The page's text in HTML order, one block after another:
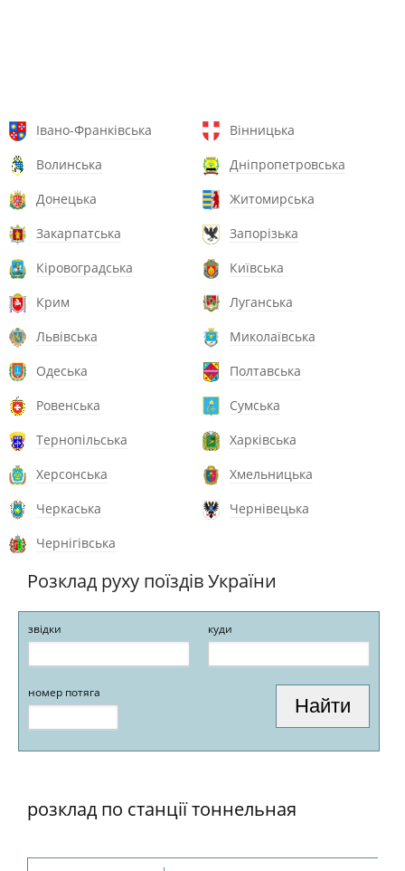
Івано-Франківська
Вінницька
Волинська
Дніпропетровська
Донецька
Житомирська
Закарпатська
Запорізька
Кіровоградська
Київська
Крим
Луганська
Львівська
Миколаївська
Одеська
Полтавська
Ровенська
Сумська
Тернопільська
Харківська
Херсонська
Хмельницька
Черкаська
Чернівецька
Чернігівська
Розклад руху поїздів України
звідки куди
номер потяга
розклад по станції тоннельная